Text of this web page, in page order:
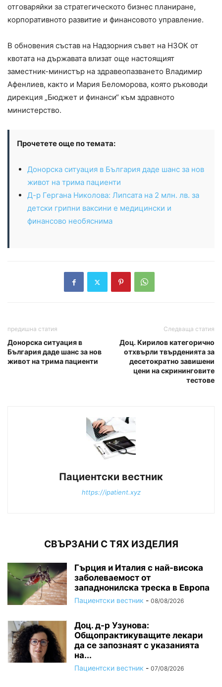
отговаряйки за стратегическото бизнес планиране,
корпоративното развитие и финансовото управление.
В обновения състав на Надзорния съвет на НЗОК от
квотата на държавата влизат още настоящият
заместник-министър на здравеопазването Владимир
Афенлиев, както и Мария Беломорова, която ръководи
дирекция „Бюджет и финанси“ към здравното
министерство.
Прочетете още по темата:
Донорска ситуация в България даде шанс за нов
живот на трима пациенти
Д-р Гергана Николова: Липсата на 2 млн. лв. за
детски грипни ваксини е медицински и
финансово необяснима
предишна статия
Донорска ситуация в
България даде шанс за нов
живот на трима пациенти
Следваща статия
Доц. Кирилов категорично
отхвърли твърденията за
десетократно завишени
цени на скрининговите
тестове
Пациентски вестник
https://ipatient.xyz
СВЪРЗАНИ С ТЯХ ИЗДЕЛИЯ
Гърция и Италия с най-висока
заболеваемост от
западнонилска треска в Европа
Пациентски вестник - 08/08/2026
Доц. д-р Узунова:
Общопрактикуващите лекари
да се запознаят с указанията
на...
Пациентски вестник - 07/08/2026